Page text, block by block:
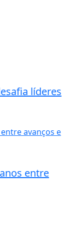
líderes
entre